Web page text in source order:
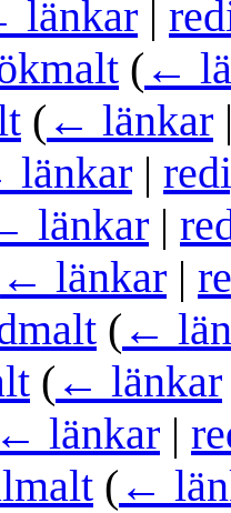
länkar |
( ←
( ← länkar
länkar |
länkar |
← länkar |
( ←
( ← länkar
← länkar |
( ←